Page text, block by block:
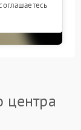
центра